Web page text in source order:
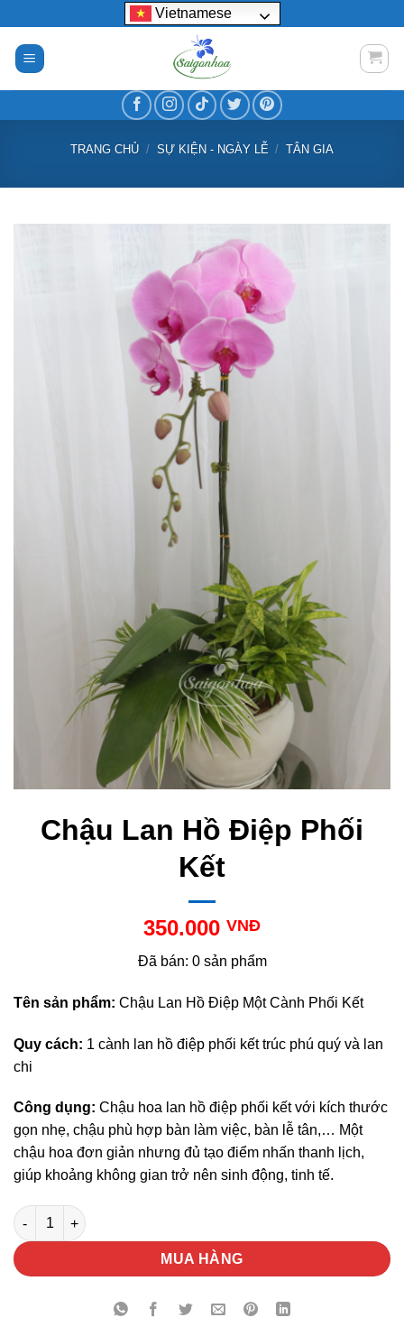
nội
dung
Vietnamese
TRANG CHỦ / SỰ KIỆN - NGÀY LỄ / TÂN GIA
Chậu Lan Hồ Điệp Phối
Kết
350.000 VNĐ
Đã bán: 0 sản phẩm
Tên sản phẩm: Chậu Lan Hồ Điệp Một Cành Phối Kết
Quy cách: 1 cành lan hồ điệp phối kết trúc phú quý và lan
chi
Công dụng: Chậu hoa lan hồ điệp phối kết với kích thước
gọn nhẹ, chậu phù hợp bàn làm việc, bàn lễ tân,… Một
chậu hoa đơn giản nhưng đủ tạo điểm nhấn thanh lịch,
giúp khoảng không gian trở nên sinh động, tinh tế.
Chậu Lan Hồ Điệp Phối Kết số lượng
MUA HÀNG